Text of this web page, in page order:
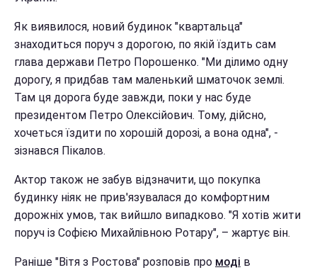
Як виявилося, новий будинок "квартальца"
знаходиться поруч з дорогою, по якій їздить сам
глава держави Петро Порошенко. "Ми ділимо одну
дорогу, я придбав там маленький шматочок землі.
Там ця дорога буде завжди, поки у нас буде
президентом Петро Олексійович. Тому, дійсно,
хочеться їздити по хорошій дорозі, а вона одна", -
зізнався Пікалов.
Актор також не забув відзначити, що покупка
будинку ніяк не прив'язувалася до комфортним
дорожніх умов, так вийшло випадково. "Я хотів жити
поруч із Софією Михайлівною Ротару", – жартує він.
Раніше "Вітя з Ростова" розповів про моді в